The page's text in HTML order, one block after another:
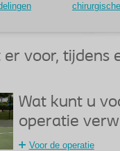
voor, tijdens
Wat kunt u
operatie
Voor de operatie